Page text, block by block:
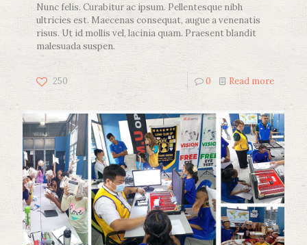
Nunc felis. Curabitur ac ipsum. Pellentesque nibh
ultricies est. Maecenas consequat, augue a venenatis
risus. Ut id mollis vel, lacinia quam. Praesent blandit
malesuada suspen.
250 0 Read more